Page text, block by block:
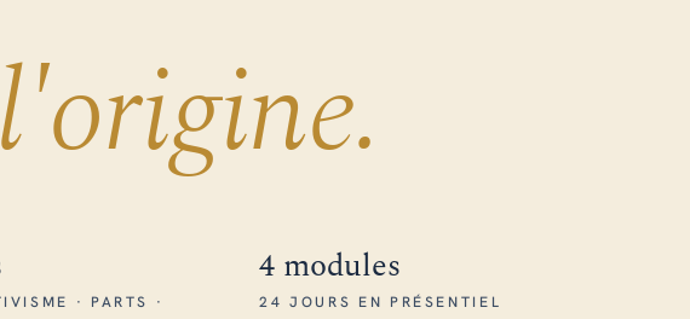
· PARTS ·
4 modules
24 JOURS EN PRÉSENTIEL